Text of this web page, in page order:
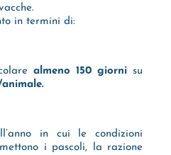
in termini di:
almeno 150 giorni su
in cui le condizioni
i pascoli, la razione